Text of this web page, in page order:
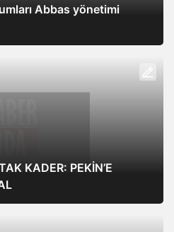
Abbas yönetimi
KADER: PEKİN’E